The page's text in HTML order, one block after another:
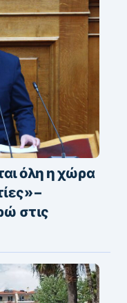
όλη η χώρα
–
στις